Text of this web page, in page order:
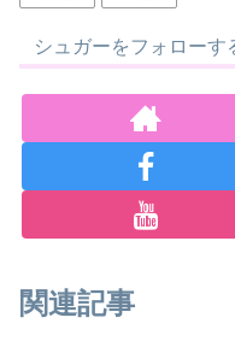
シュガーをフォローす
関連記事